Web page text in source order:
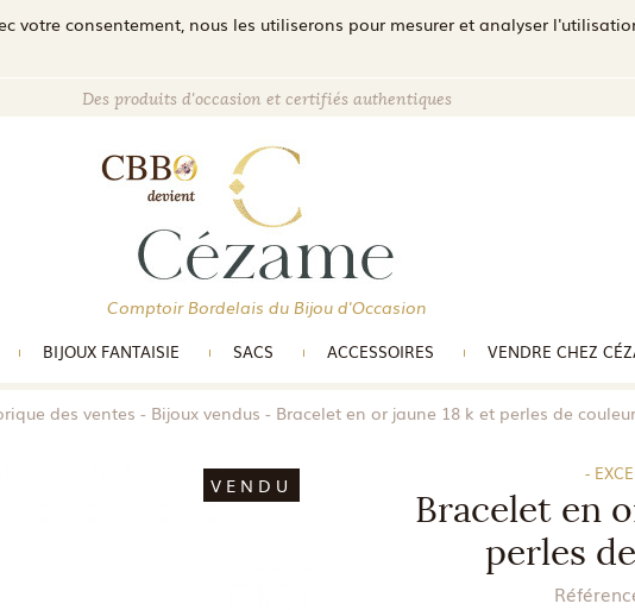
votre consentement, nous les utiliserons pour mesurer et analyser
Des produits d'occasion et certifiés authentiques
Comptoir Bordelais du Bijou d'Occasion
BIJOUX FANTAISIE SACS ACCESSOIRES VENDRE CHEZ
des ventes Bijoux vendus Bracelet en or jaune 18 k et perles de
VENDU
-
Bracelet en
perles